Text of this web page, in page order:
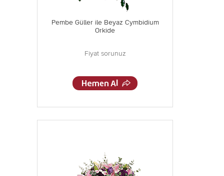
Pembe Güller ile Beyaz Cymbidium
Orkide
Fiyat sorunuz